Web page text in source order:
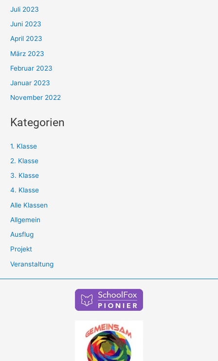
Juli 2023
Juni 2023
April 2023
März 2023
Februar 2023
Januar 2023
November 2022
Kategorien
1. Klasse
2. Klasse
3. Klasse
4. Klasse
Alle Klassen
Allgemein
Ausflug
Projekt
Veranstaltung